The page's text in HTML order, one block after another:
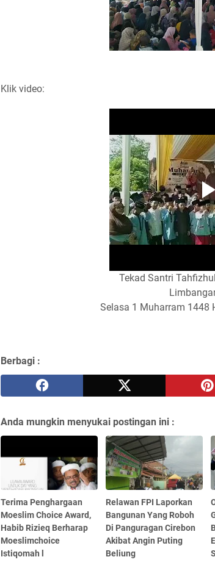
Klik video:
Tekad Santri
Selasa 1 Muharram
Berbagi :
Anda mungkin menyukai postingan ini :
Terima Penghargaan
Moeslim Choice Award,
Habib Rizieq Berharap
Moeslimchoice
Istiqomah l
Relawan FPI Laporkan
Bangunan Yang Roboh
Di Panguragan Cirebon
Akibat Angin Puting
Beliung